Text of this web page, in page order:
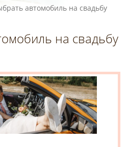
автомобиль на свадьбу
на свадьбу